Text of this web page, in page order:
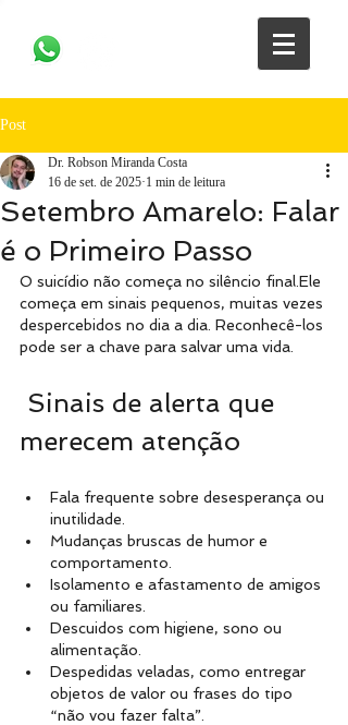
Post
Setembro Amarelo: Falar
é o Primeiro Passo
Dr. Robson Miranda Costa
16 de set. de 2025 1 min de leitura
O suicídio não começa no silêncio final.Ele
começa em sinais pequenos, muitas vezes
despercebidos no dia a dia. Reconhecê-los
pode ser a chave para salvar uma vida.
merecem atenção
Fala frequente sobre desesperança ou
inutilidade.
Mudanças bruscas de humor e
comportamento.
Isolamento e afastamento de amigos
ou familiares.
Descuidos com higiene, sono ou
alimentação.
Despedidas veladas, como entregar
objetos de valor ou frases do tipo
“não vou fazer falta”.